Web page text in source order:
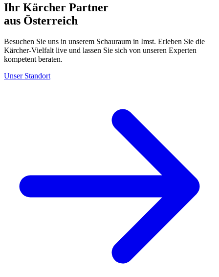
Ihr Kärcher Partner
aus Österreich
Besuchen Sie uns in unserem Schauraum in Imst. Erleben Sie die
Kärcher-Vielfalt live und lassen Sie sich von unseren Experten
kompetent beraten.
Unser Standort